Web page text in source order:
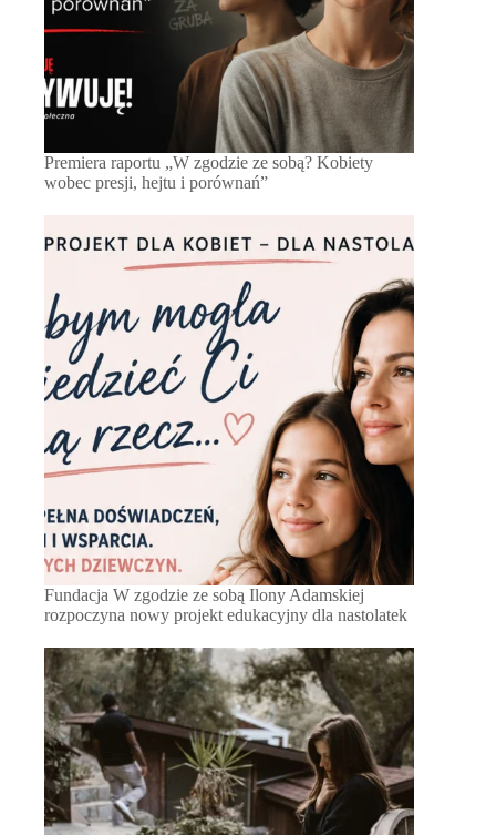
Premiera raportu „W zgodzie ze sobą? Kobiety
wobec presji, hejtu i porównań”
Fundacja W zgodzie ze sobą Ilony Adamskiej
rozpoczyna nowy projekt edukacyjny dla nastolatek